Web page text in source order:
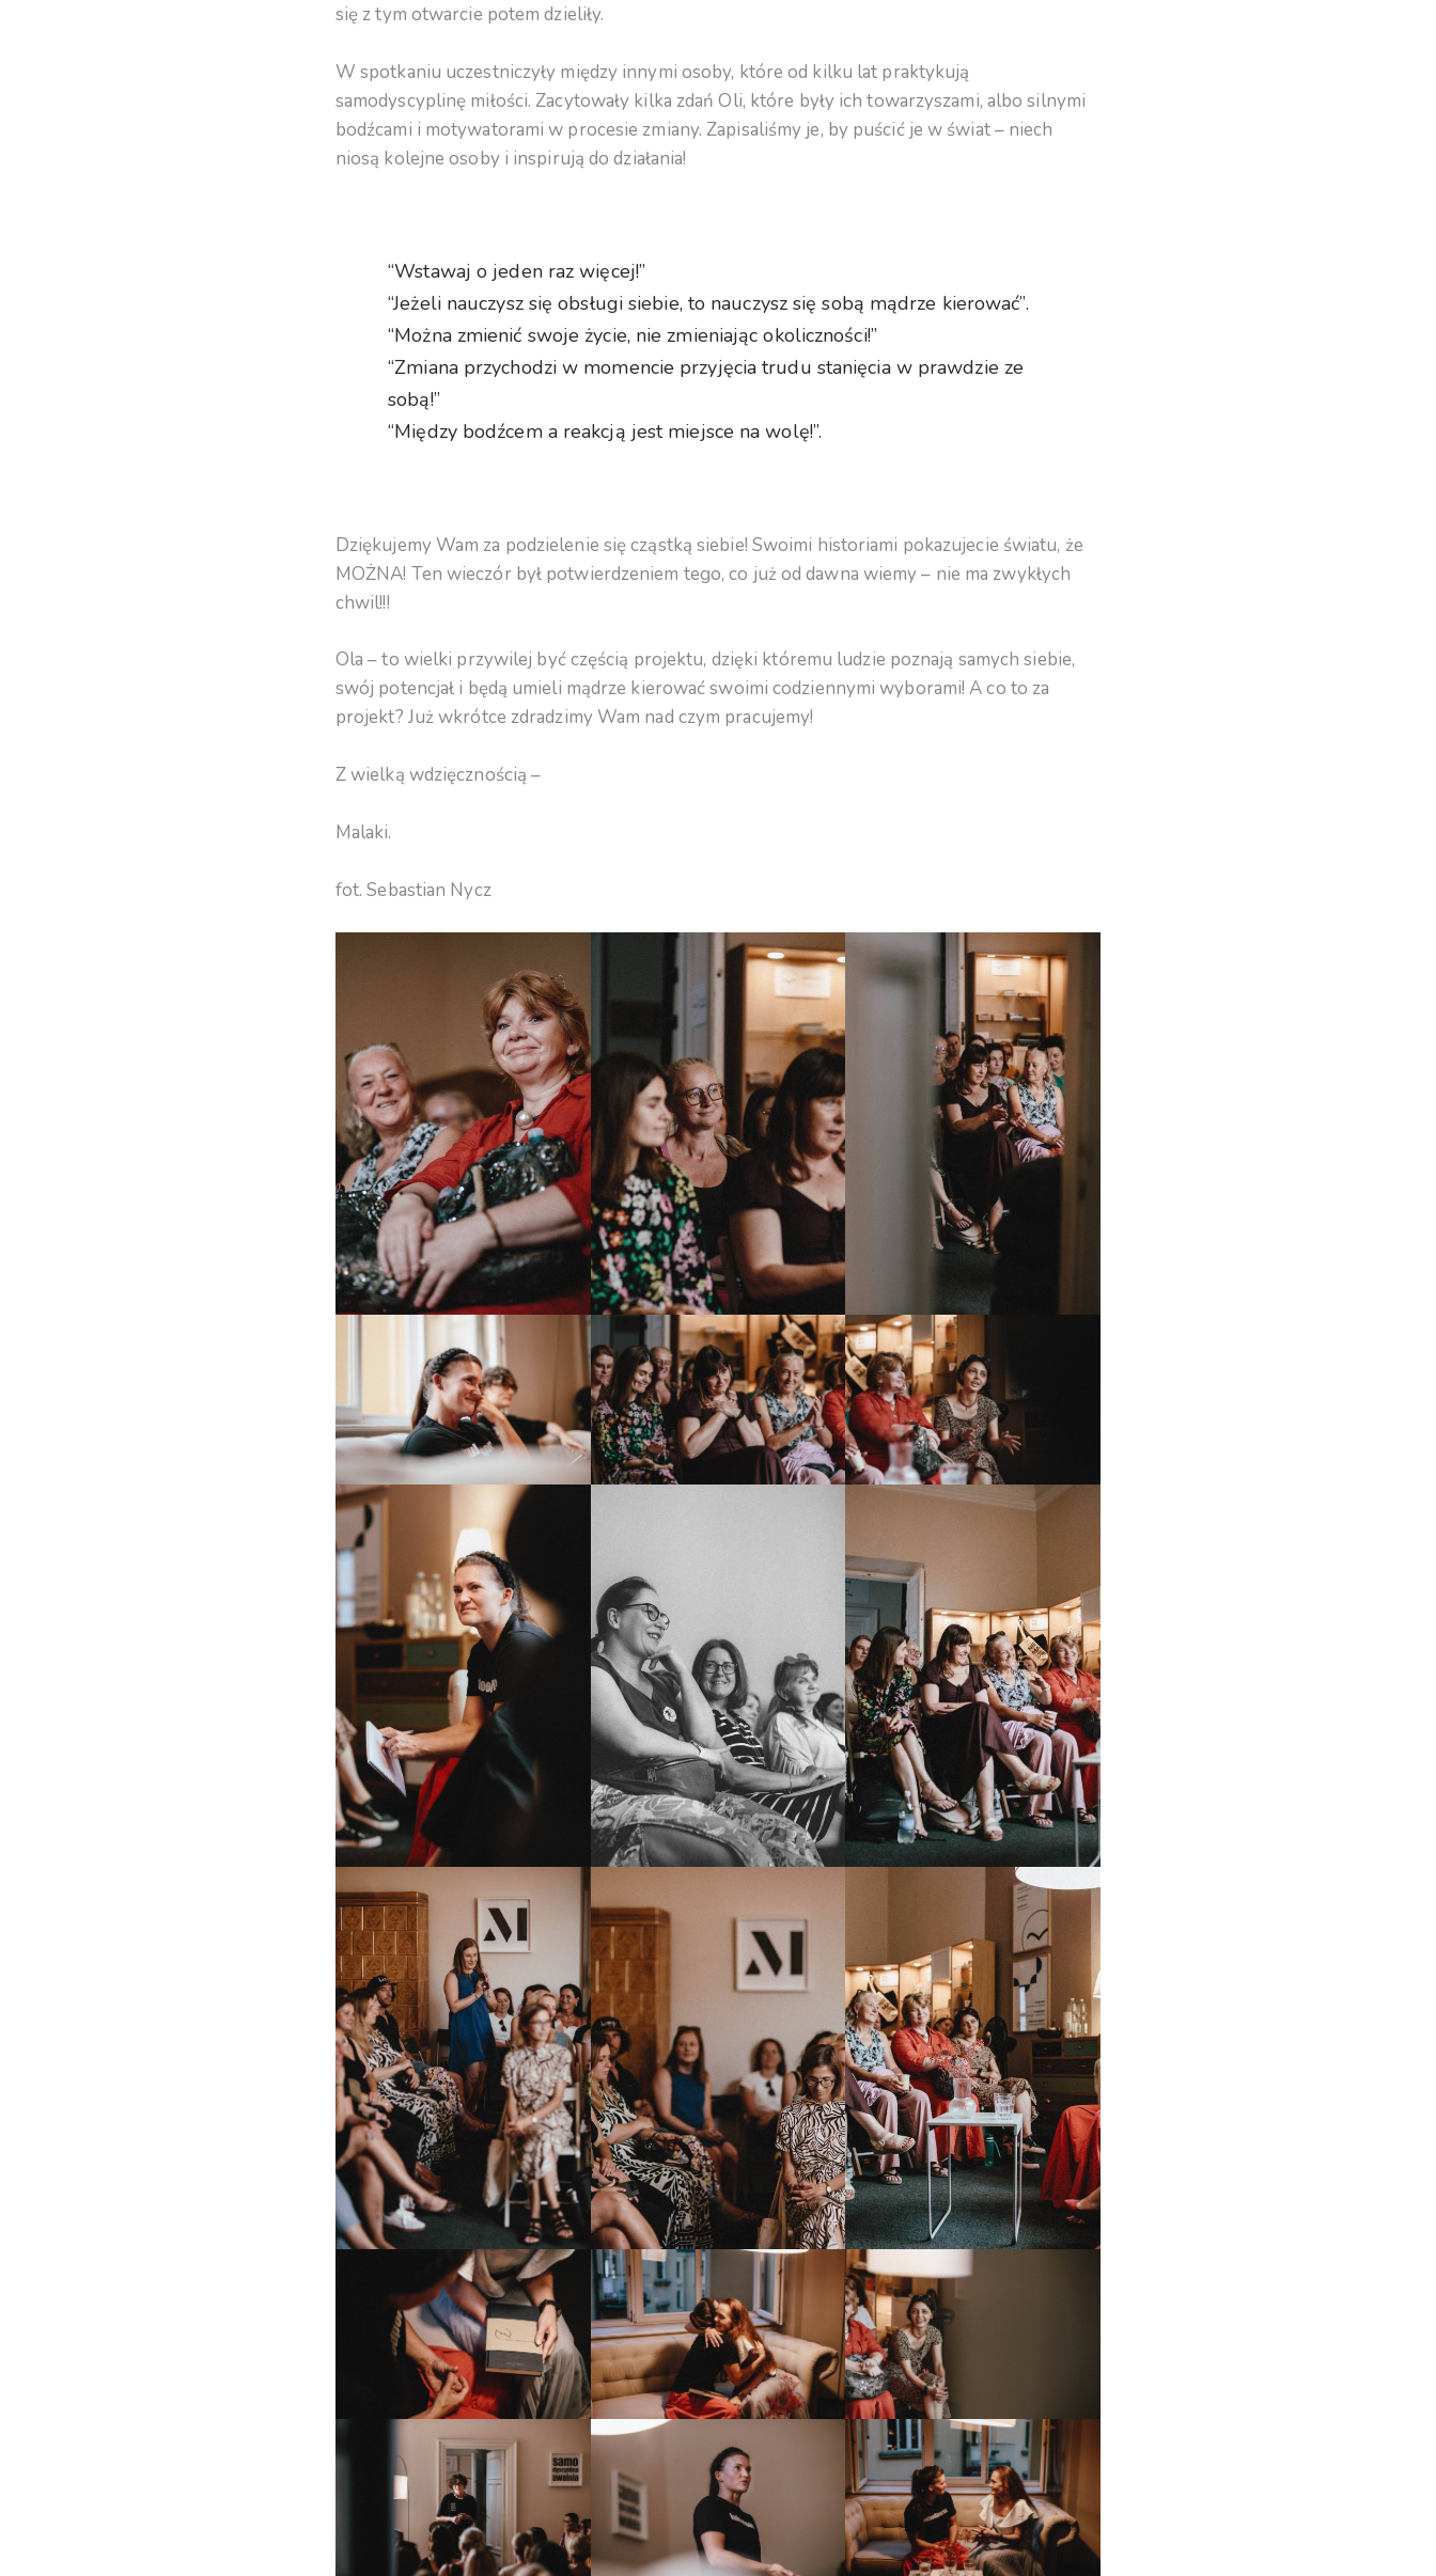
się z tym otwarcie potem dzieliły.
W spotkaniu uczestniczyły między innymi osoby, które od kilku lat praktykują
samodyscyplinę miłości. Zacytowały kilka zdań Oli, które były ich towarzyszami, albo silnymi
bodźcami i motywatorami w procesie zmiany. Zapisaliśmy je, by puścić je w świat – niech
niosą kolejne osoby i inspirują do działania!
“Wstawaj o jeden raz więcej!”
“Jeżeli nauczysz się obsługi siebie, to nauczysz się sobą mądrze kierować”.
“Można zmienić swoje życie, nie zmieniając okoliczności!”
“Zmiana przychodzi w momencie przyjęcia trudu stanięcia w prawdzie ze
sobą!”
“Między bodźcem a reakcją jest miejsce na wolę!”.
Dziękujemy Wam za podzielenie się cząstką siebie! Swoimi historiami pokazujecie światu, że
MOŻNA! Ten wieczór był potwierdzeniem tego, co już od dawna wiemy – nie ma zwykłych
chwil!!!
Ola – to wielki przywilej być częścią projektu, dzięki któremu ludzie poznają samych siebie,
swój potencjał i będą umieli mądrze kierować swoimi codziennymi wyborami! A co to za
projekt? Już wkrótce zdradzimy Wam nad czym pracujemy!
Z wielką wdzięcznością –
Malaki.
fot. Sebastian Nycz